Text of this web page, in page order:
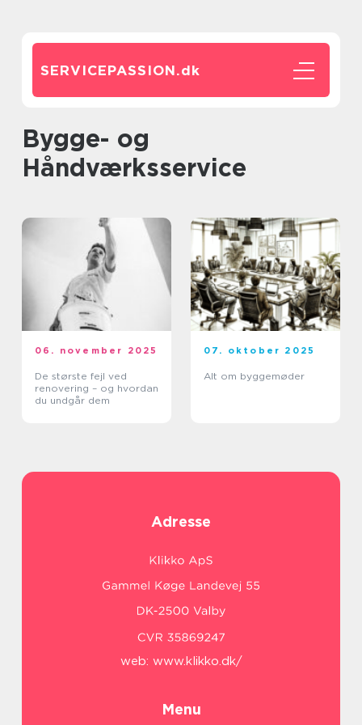
SERVICEPASSION.dk
Bygge- og
Håndværksservice
06. november 2025
De største fejl ved
renovering – og hvordan
du undgår dem
07. oktober 2025
Alt om byggemøder
Adresse
web: www.klikko.dk/
Menu